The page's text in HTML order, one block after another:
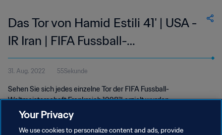
Das Tor von Hamid Estili 41' | USA -
IR Iran | FIFA Fussball-
Weltmeisterschaft Frankreich 1998™
31. Aug. 2022 55Sekunde
Sehen Sie sich jedes einzelne Tor der FIFA Fussball-
Weltmeisterschaft Frankreich 1998™ erzielt wurden.
Your Privacy
We use cookies to personalize content and ads, provide